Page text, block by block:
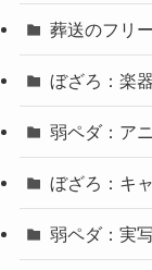
葬送のフリ
ぼざろ：楽
弱ペダ：ア
ぼざろ：キ
弱ペダ：実